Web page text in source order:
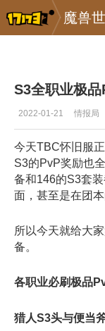
魔兽
专区_《魔
S3全职业极
2022-01-21 情报局
今天TBC怀旧服
S3的PvP奖励也
备和146的S3套
面，甚至是在团
所以今天就给大
备。
各职业必刷极品
猎人S3头与便当